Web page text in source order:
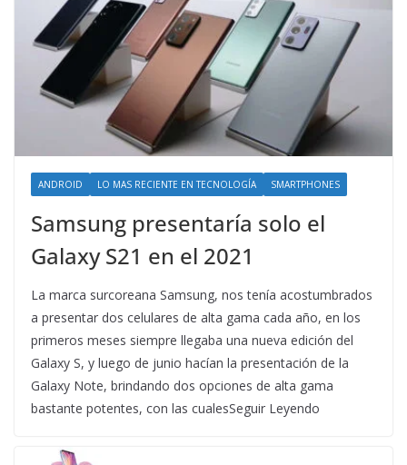
ANDROID LO MAS RECIENTE EN TECNOLOGÍA SMARTPHONES
Samsung presentaría solo el
Galaxy S21 en el 2021
La marca surcoreana Samsung, nos tenía acostumbrados
a presentar dos celulares de alta gama cada año, en los
primeros meses siempre llegaba una nueva edición del
Galaxy S, y luego de junio hacían la presentación de la
Galaxy Note, brindando dos opciones de alta gama
bastante potentes, con las cualesSeguir Leyendo